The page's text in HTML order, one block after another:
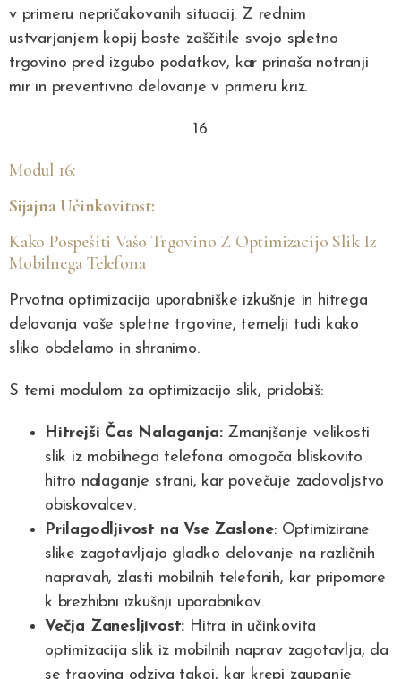
v primeru nepričakovanih situacij. Z rednim
ustvarjanjem kopij boste zaščitile svojo spletno
trgovino pred izgubo podatkov, kar prinaša notranji
mir in preventivno delovanje v primeru kriz.
16
Modul 16:
Sijajna Učinkovitost:
Kako Pospešiti Vašo Trgovino Z Optimizacijo Slik Iz
Mobilnega Telefona
Prvotna optimizacija uporabniške izkušnje in hitrega
delovanja vaše spletne trgovine, temelji tudi kako
sliko obdelamo in shranimo.
S temi modulom za optimizacijo slik, pridobiš:
Hitrejši Čas Nalaganja:Zmanjšanje velikosti
slik iz mobilnega telefona omogoča bliskovito
hitro nalaganje strani, kar povečuje zadovoljstvo
obiskovalcev.
Prilagodljivost na Vse Zaslone: Optimizirane
slike zagotavljajo gladko delovanje na različnih
napravah, zlasti mobilnih telefonih, kar pripomore
k brezhibni izkušnji uporabnikov.
Večja Zanesljivost: Hitra in učinkovita
optimizacija slik iz mobilnih naprav zagotavlja, da
se trgovina odziva takoj, kar krepi zaupanje